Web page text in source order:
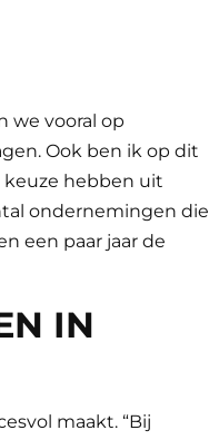
we vooral op
Ook ben ik op dit
hebben uit
ondernemingen die
een paar jaar de
IN
maakt. “Bij